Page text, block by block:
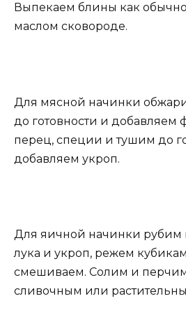
Выпекаем блины как
маслом сковороде.
Для мясной начинки
до готовности и добавляем
перец, специи и тушим до
добавляем укроп.
Для яичной начинки рубим
лука и укроп, режем
смешиваем. Солим и
сливочным или